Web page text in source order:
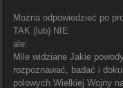
Można odpowiedzieć po
TAK (lub) NIE
ale:
Mile widziane Jakie
rozpoznawać, badać i
polowych Wielkiej Wojny